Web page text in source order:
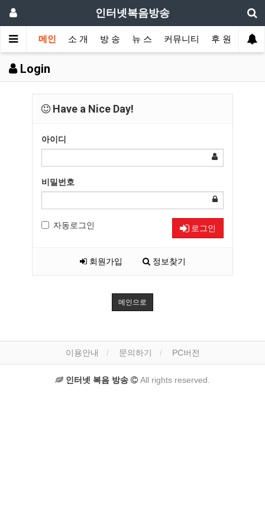
인터넷복음방송
메인 소 개 방 송 뉴 스 커뮤니티 후 원
Login
Have a Nice Day!
아이디
비밀번호
자동로그인 로그인
회원가입 정보찾기
메인으로
이용안내 문의하기 PC버전
인터넷 복음 방송 All rights reserved.